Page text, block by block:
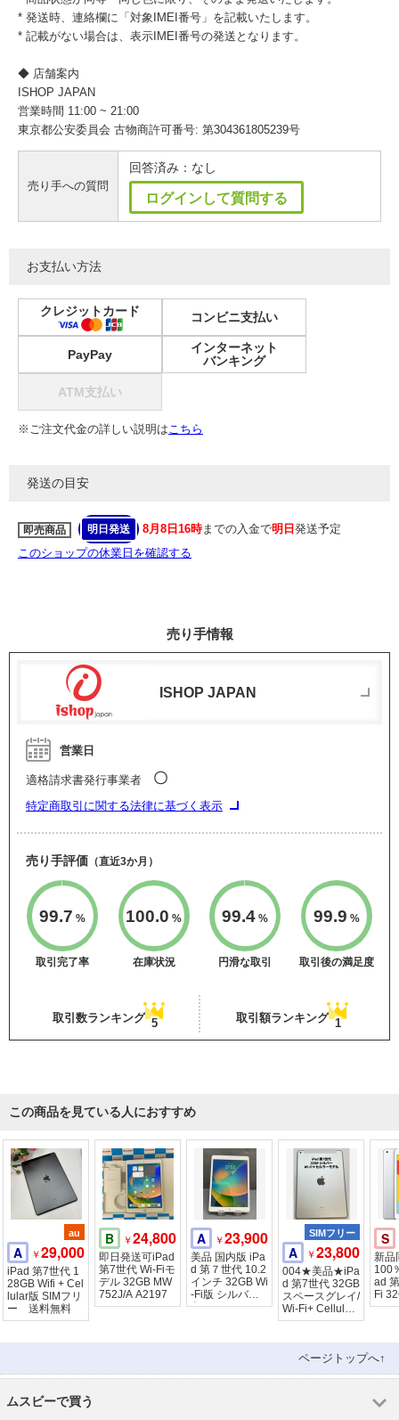
* 発送時、連絡欄に「対象IMEI番号」を記載いたします。
* 記載がない場合は、表示IMEI番号の発送となります。
◆ 店舗案内
ISHOP JAPAN
営業時間 11:00 ~ 21:00
東京都公安委員会 古物商許可番号: 第304361805239号
売り手への質問
回答済み：なし
ログインして質問する
お支払い方法
クレジットカード コンビニ支払い
PayPay
インターネット
バンキング
ATM支払い
※ご注文代金の詳しい説明はこちら
発送の目安
即売商品 明日発送 8月8日16時までの入金で明日 発送予定
このショップの休業日を確認する
売り手情報
ISHOP JAPAN
営業日
適格請求書発行事業者 〇
特定商取引に関する法律に基づく表示
売り手評価 （直近3か月）
99.7 %
取引完了率
100.0 %
在庫状況
99.4 %
円滑な取引
99.9 %
取引後の満足度
取引数ランキング 5 取引額ランキング 1
この商品を見ている人におすすめ
au
A ￥29,000
iPad 第7世代 1
28GB Wifi + Cel
lular版 SIMフリ
ー 送料無料
B ￥24,800
即日発送可iPad
第7世代 Wi-Fiモ
デル 32GB MW
752J/A A2197
A ￥23,900
美品 国内版 iPa
d 第７世代 10.2
インチ 32GB Wi
-Fi版 シルバー
色
SIMフリー
A ￥23,800
004★美品★iPa
d 第7世代 32GB
スペースグレイ/
Wi-Fi+ Cellular
モデル
S
新品
100
ad
Fi
ー
ページトップへ↑
ムスビーで買う